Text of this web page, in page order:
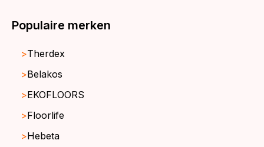
Populaire merken
Therdex
Belakos
EKOFLOORS
Floorlife
Hebeta